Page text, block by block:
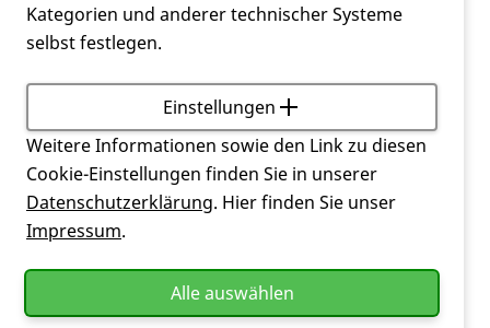
Einen solchen haben wir leider nicht. Sie finden
psychologische Dienste in den Kommunen, die man
in Anspruch nehmen kann.
Außerdem können Sie sich mit Fragen an
Huntington-Zentren des EHDN
unsere örtlichenSelbsthilfegruppen
bestimmten Fragen Hilfestellungen geben.
Kategorien und anderer technischer Systeme
selbst festlegen.
Einstellungen
Weitere Informationen sowie den Link zu diesen
Cookie-Einstellungen finden Sie in unserer
Datenschutzerklärung. Hier finden Sie unser
Impressum.
Alle auswählen